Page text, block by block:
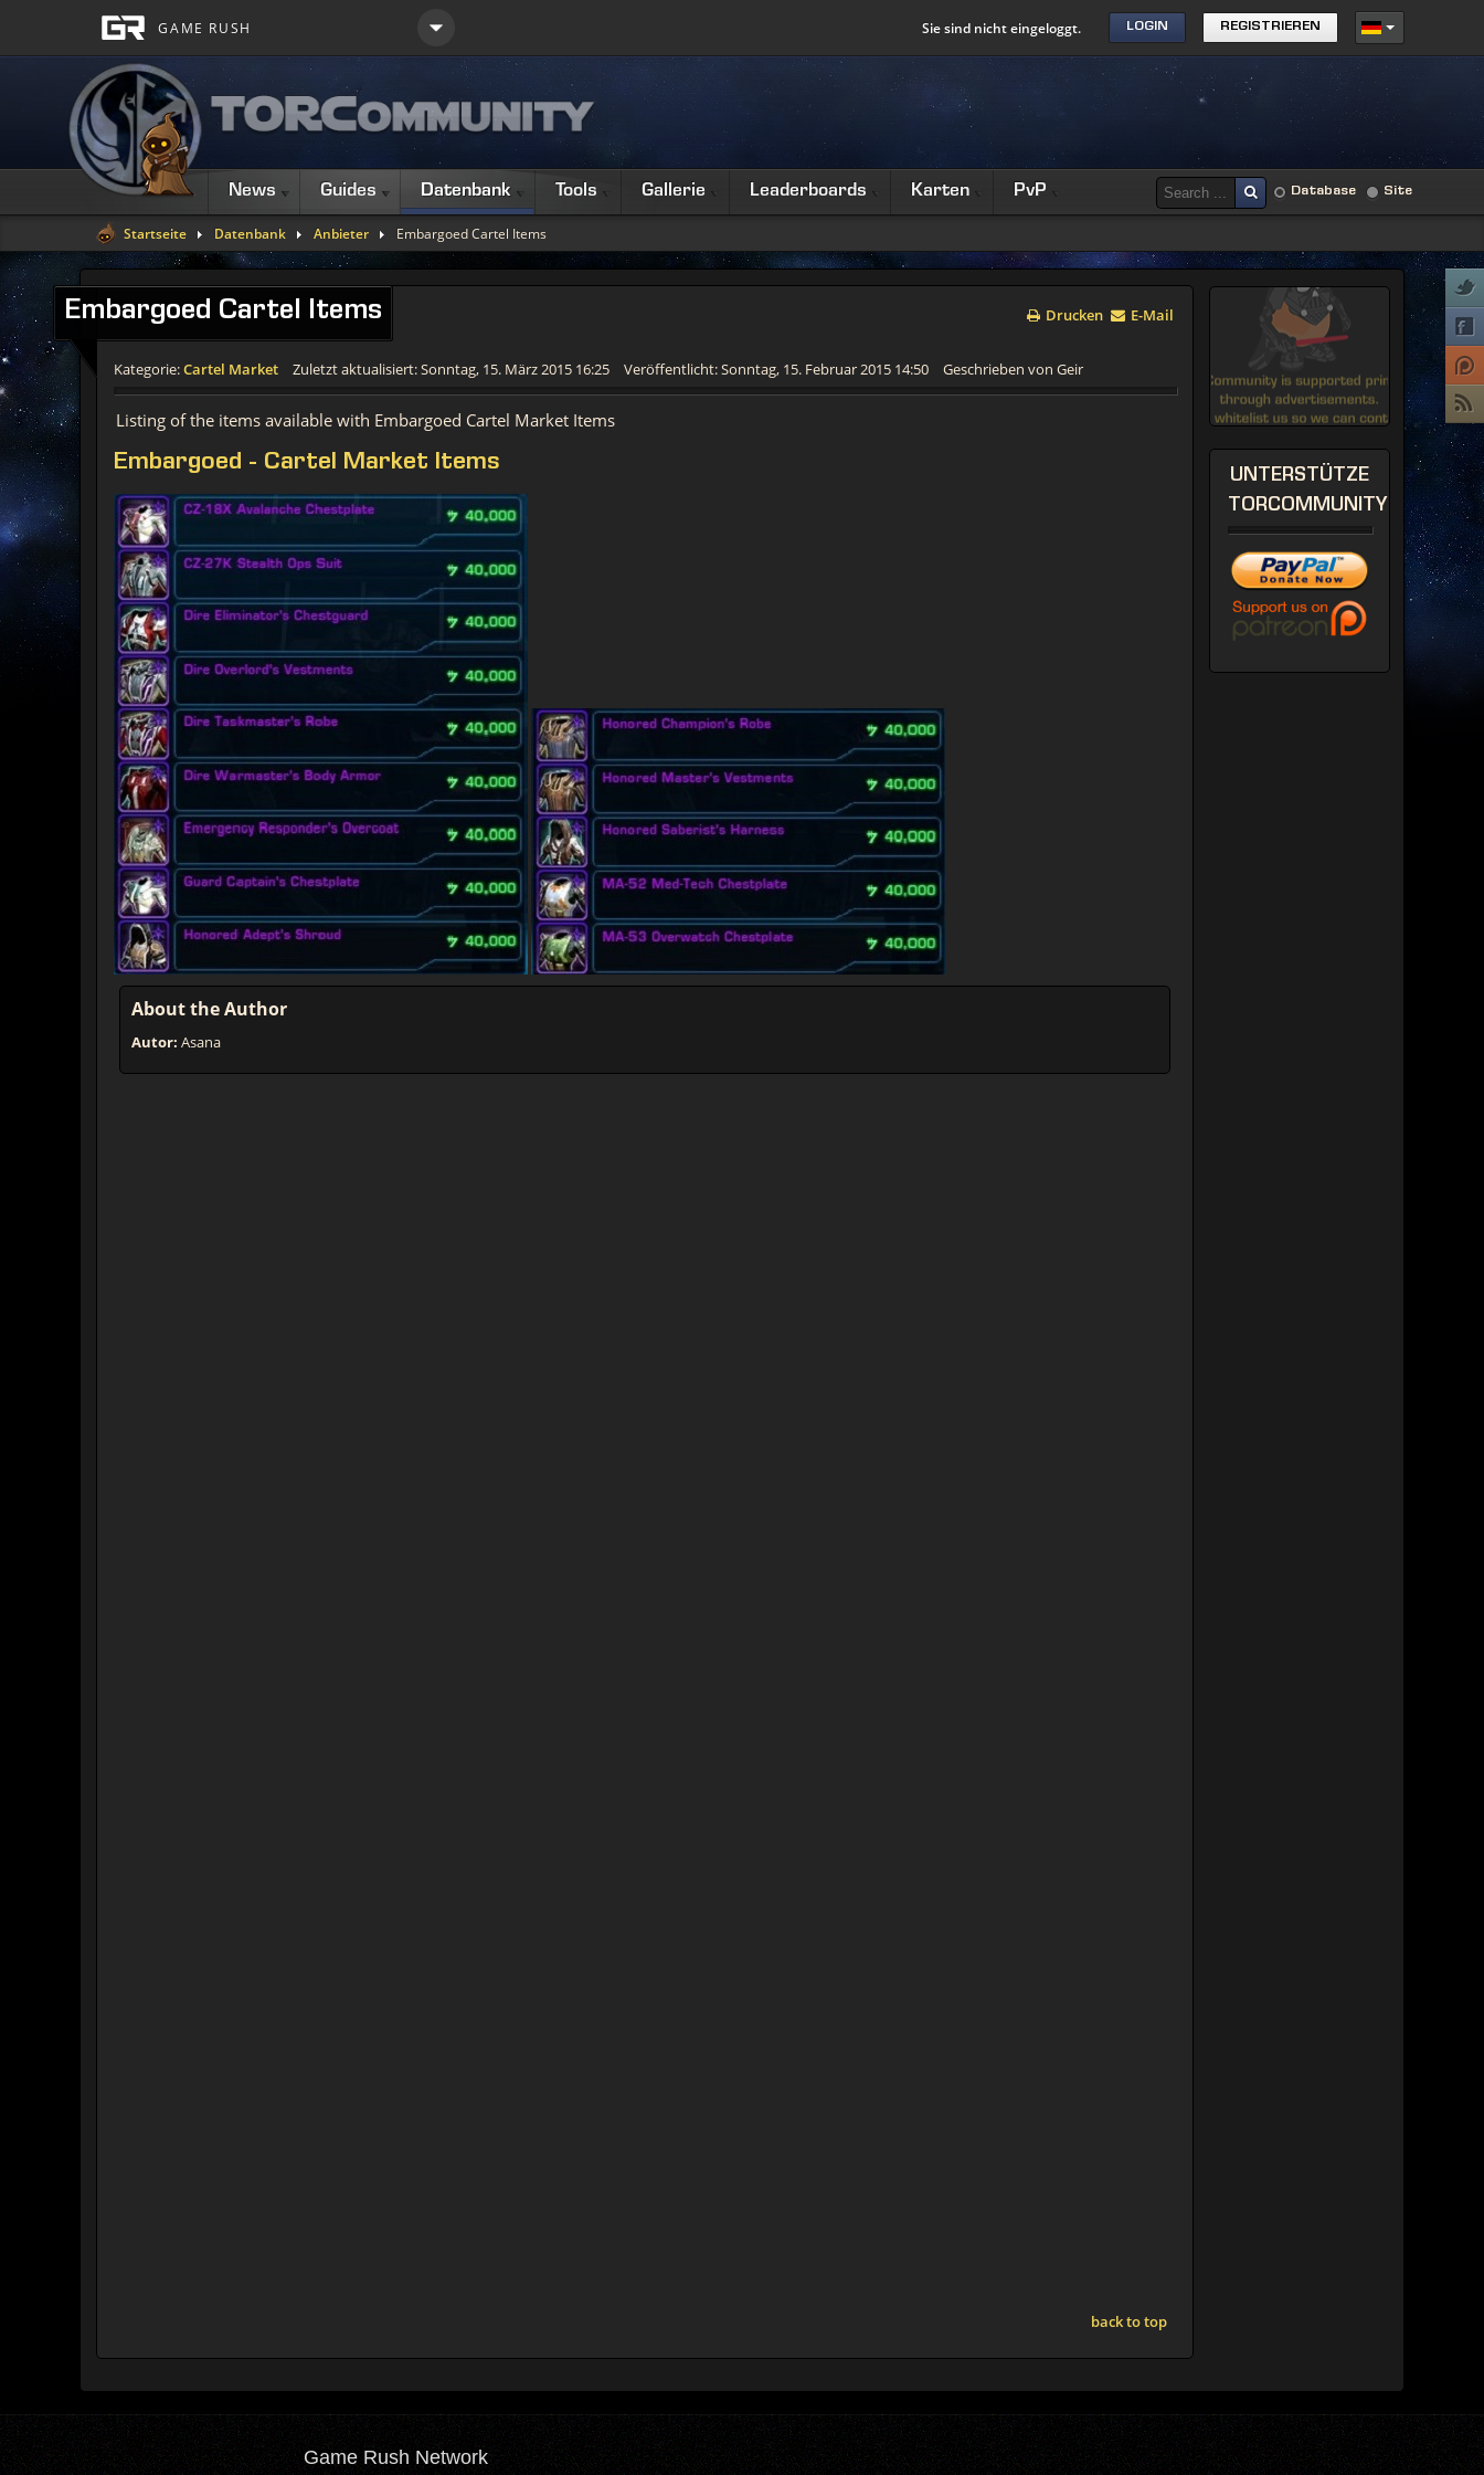
Sie sind nicht eingeloggt. LOGIN REGISTRIEREN
News Guides Datenbank Tools Gallerie Leaderboards Karten PvP Database Site
Startseite Datenbank Anbieter Embargoed Cartel Items
Embargoed Cartel Items Drucken E-Mail
Kategorie:Cartel Market Zuletzt aktualisiert: Sonntag, 15. März 2015 16:25 Veröffentlicht: Sonntag, 15. Februar 2015 14:50 Geschrieben von Geir
Listing of the items available with Embargoed Cartel Market Items
Embargoed - Cartel Market Items
About the Author
Autor: Asana
back to top
UNTERSTÜTZE
TORCOMMUNITY
Game Rush Network